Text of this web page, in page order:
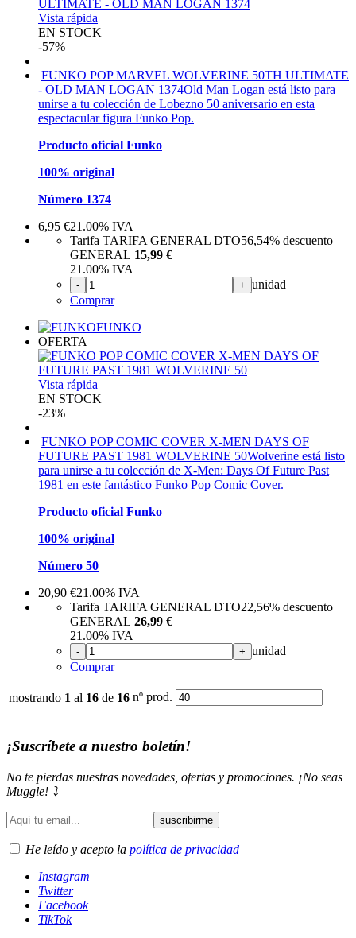
Vista rápida
EN STOCK
-57%
FUNKO POP MARVEL WOLVERINE 50TH ULTIMATE
- OLD MAN LOGAN 1374Old Man Logan está listo para
unirse a tu colección de Lobezno 50 aniversario en esta
espectacular figura Funko Pop.
Producto oficial Funko
100% original
Número 1374
6,95 €21.00% IVA
Tarifa TARIFA GENERAL DTO56,54% descuento
GENERAL 15,99 €
21.00% IVA
- + unidad
Comprar
FUNKO
OFERTA
Vista rápida
EN STOCK
-23%
FUNKO POP COMIC COVER X-MEN DAYS OF
FUTURE PAST 1981 WOLVERINE 50Wolverine está listo
para unirse a tu colección de X-Men: Days Of Future Past
1981 en este fantástico Funko Pop Comic Cover.
Producto oficial Funko
100% original
Número 50
20,90 €21.00% IVA
Tarifa TARIFA GENERAL DTO22,56% descuento
GENERAL 26,99 €
21.00% IVA
- + unidad
Comprar
mostrando 1 al 16 de 16 nº prod.
¡Suscríbete a nuestro boletín!
No te pierdas nuestras novedades, ofertas y promociones. ¡No seas
Muggle! ⤵️
He leído y acepto la política de privacidad
Instagram
Twitter
Facebook
TikTok